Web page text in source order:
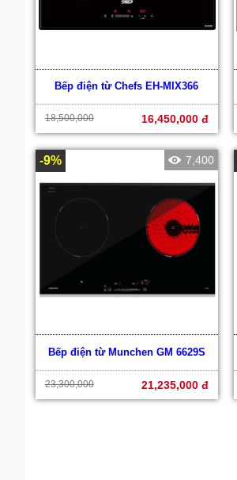
Bếp điện từ Chefs EH-MIX366
18,500,000 16,450,000 đ
-9% 7,400
Bếp điện từ Munchen GM 6629S
23,300,000 21,235,000 đ